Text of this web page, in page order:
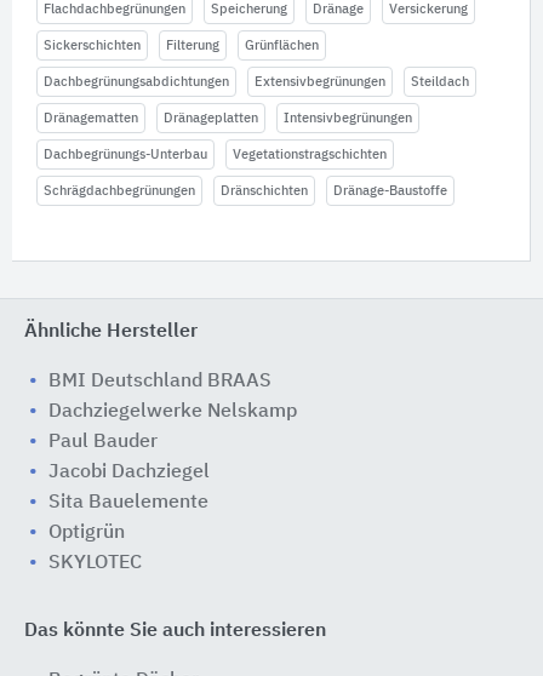
Flachdachbegrünungen Speicherung Dränage Versickerung
Sickerschichten Filterung Grünflächen
Dachbegrünungsabdichtungen Extensivbegrünungen Steildach
Dränagematten Dränageplatten Intensivbegrünungen
Dachbegrünungs-Unterbau Vegetationstragschichten
Schrägdachbegrünungen Dränschichten Dränage-Baustoffe
Ähnliche Hersteller
BMI Deutschland BRAAS
Dachziegelwerke Nelskamp
Paul Bauder
Jacobi Dachziegel
Sita Bauelemente
Optigrün
SKYLOTEC
Das könnte Sie auch interessieren